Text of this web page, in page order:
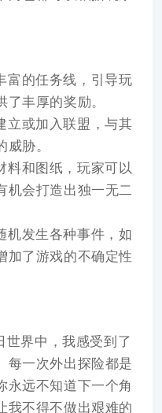
富的任务线，引导玩
丰厚的奖励。
立或加入联盟，与其
胁。
料和图纸，玩家可以
机会打造出独一无二
机发生各种事件，如
加了游戏的不确定性
世界中，我感受到了
每一次外出探险都是
永远不知道下一个角
我不得不做出艰难的